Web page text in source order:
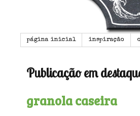
página inicial inspiração
Publicação em
granola caseira